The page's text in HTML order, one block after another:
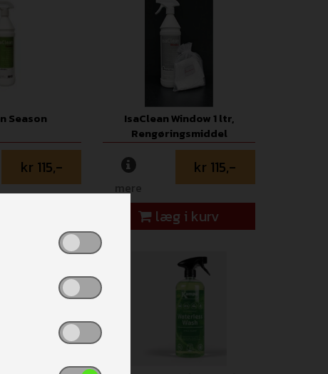
Season
kr 115,-
IsaClean Window 1 ltr,
Rengøringsmiddel
mere
kr 115,-
læg i kurv